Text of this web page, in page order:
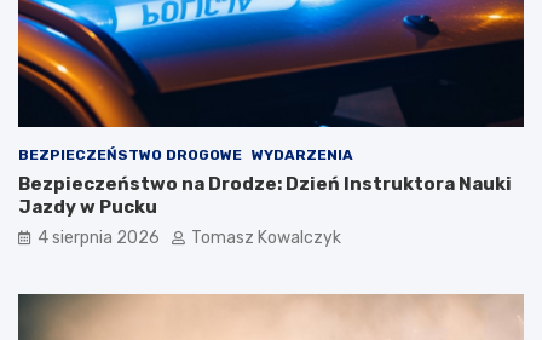
BEZPIECZEŃSTWO DROGOWE WYDARZENIA
Bezpieczeństwo na Drodze: Dzień Instruktora Nauki
Jazdy w Pucku
4 sierpnia 2026 Tomasz Kowalczyk